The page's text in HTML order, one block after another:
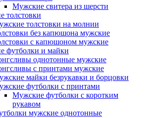
Мужские свитера из шерсти
толстовки
толстовки на молнии
без капюшона мужские
с капюшоном мужские
футболки и майки
однотонные мужские
с принтами мужские
майки безрукавки и борцовки
футболки с принтами
Мужские футболки с коротким
рукавом
мужские однотонные